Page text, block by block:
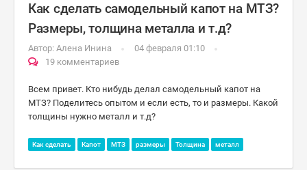
Как сделать самодельный капот на МТЗ?
Размеры, толщина металла и т.д?
Автор: Алена Инина
04 февраля 01:10
19 комментариев
Всем привет. Кто нибудь делал самодельный капот на
МТЗ? Поделитесь опытом и если есть, то и размеры. Какой
толщины нужно металл и т.д?
Как сделать Капот МТЗ размеры Толщина металл